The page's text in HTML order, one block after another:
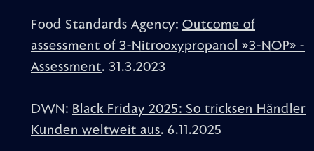
Food Standards Agency: Outcome of
assessment of 3-Nitrooxypropanol »3-NOP» -
Assessment. 31.3.2023
DWN: Black Friday 2025: So tricksen Händler
Kunden weltweit aus. 6.11.2025